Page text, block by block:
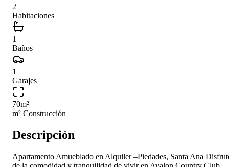
2
Habitaciones
1
Baños
1
Garajes
70m²
m² Construcción
Descripción
Apartamento Amueblado en Alquiler –Piedades, Santa Ana